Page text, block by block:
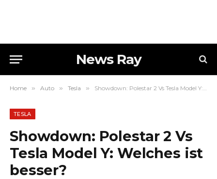
News Ray
Home » Auto » Tesla » Showdown: Polestar 2 Vs Tesla Model Y: Welches ist besser?
TESLA
Showdown: Polestar 2 Vs
Tesla Model Y: Welches ist
besser?